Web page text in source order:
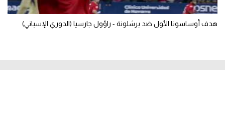
هدف أوساسونا الأول ضد برشلونة - راؤول جارسيا (الدوري الإسباني)